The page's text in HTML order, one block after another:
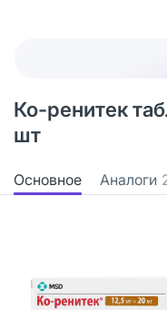
Ко-ренитек
шт
Основное Аналоги